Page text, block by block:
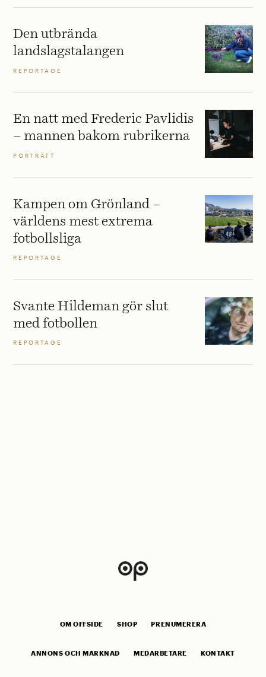
Den utbrända
landslagstalangen
REPORTAGE
En natt med Frederic Pavlidis
– mannen bakom rubrikerna
PORTRÄTT
Kampen om Grönland –
världens mest extrema
fotbollsliga
REPORTAGE
Svante Hildeman gör slut
med fotbollen
REPORTAGE
OM OFFSIDE SHOP PRENUMERERA
ANNONS OCH MARKNAD MEDARBETARE KONTAKT